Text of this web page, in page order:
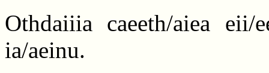
Othdaiiia caeeth/aiea eii/
ia/aeinu.